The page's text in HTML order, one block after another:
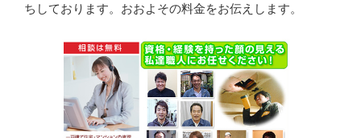
ちしております。おおよその料金をお伝えします。